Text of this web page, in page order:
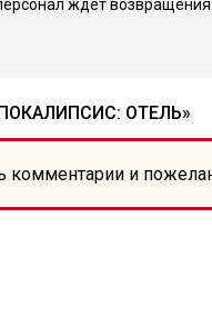
ждёт
ОТЕЛЬ»
комментарии и